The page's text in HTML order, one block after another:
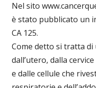
Nel sito
è stato pubblicato un
CA 125.
Come detto si tratta
dall’utero, dalla
e dalle cellule che